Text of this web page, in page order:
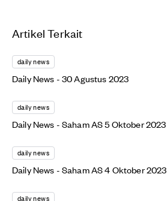
Artikel Terkait
daily news
Daily News - 30 Agustus 2023
daily news
Daily News - Saham AS 5 Oktober 2023
daily news
Daily News - Saham AS 4 Oktober 2023
daily news